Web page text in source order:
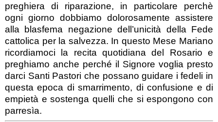
preghiera di riparazione, in particolare perchè
ogni giorno dobbiamo dolorosamente assistere
alla blasfema negazione dell’unicità della Fede
cattolica per la salvezza. In questo Mese Mariano
ricordiamoci la recita quotidiana del Rosario e
preghiamo anche perché il Signore voglia presto
darci Santi Pastori che possano guidare i fedeli in
questa epoca di smarrimento, di confusione e di
empietà e sostenga quelli che si espongono con
parresìa.